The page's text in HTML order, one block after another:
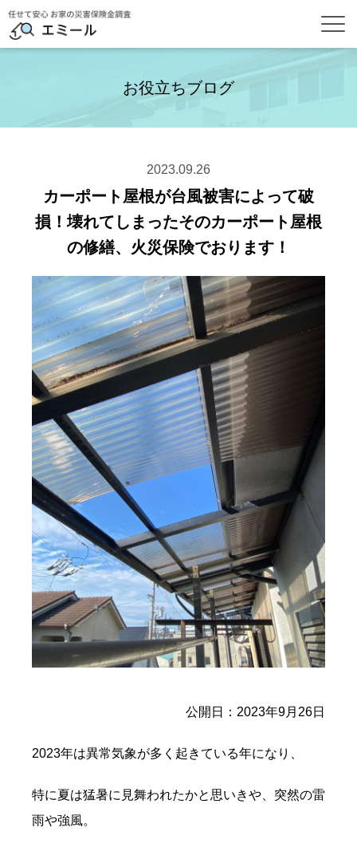
お役立ちブログ
2023.09.26
カーポート屋根が台風被害によって破
損！壊れてしまったそのカーポート屋根
の修繕、火災保険でおります！
公開日：2023年9月26日
2023年は異常気象が多く起きている年になり、
特に夏は猛暑に見舞われたかと思いきや、突然の雷
雨や強風。